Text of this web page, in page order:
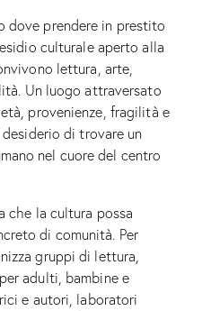
dove prendere in prestito
culturale aperto alla
lettura, arte,
Un luogo attraversato
provenienze, fragilità e
di trovare un
nel cuore del centro
che la cultura possa
di comunità. Per
gruppi di lettura,
adulti, bambine e
e autori, laboratori